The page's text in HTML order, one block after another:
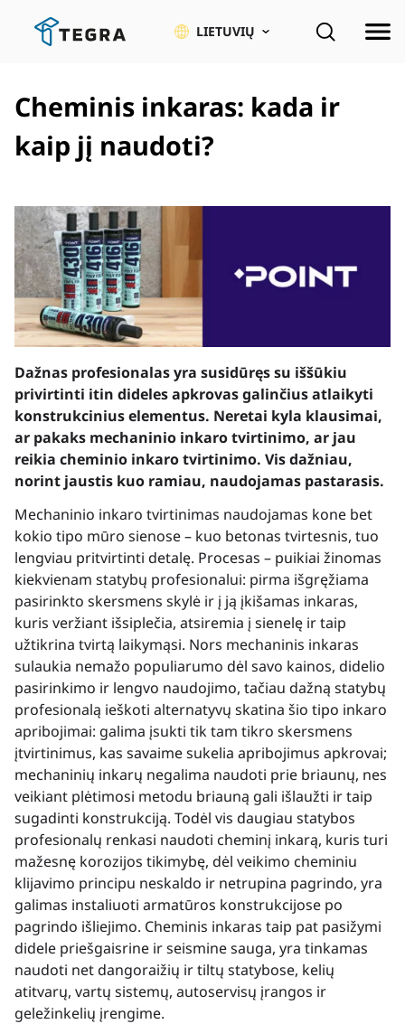
LIETUVIŲ
Cheminis inkaras: kada ir
kaip jį naudoti?
Dažnas profesionalas yra susidūręs su iššūkiu
privirtinti itin dideles apkrovas galinčius atlaikyti
konstrukcinius elementus. Neretai kyla klausimai,
ar pakaks mechaninio inkaro tvirtinimo, ar jau
reikia cheminio inkaro tvirtinimo. Vis dažniau,
norint jaustis kuo ramiau, naudojamas pastarasis.
Mechaninio inkaro tvirtinimas naudojamas kone bet
kokio tipo mūro sienose – kuo betonas tvirtesnis, tuo
lengviau pritvirtinti detalę. Procesas – puikiai žinomas
kiekvienam statybų profesionalui: pirma išgręžiama
pasirinkto skersmens skylė ir į ją įkišamas inkaras,
kuris veržiant išsiplečia, atsiremia į sienelę ir taip
užtikrina tvirtą laikymąsi. Nors mechaninis inkaras
sulaukia nemažo populiarumo dėl savo kainos, didelio
pasirinkimo ir lengvo naudojimo, tačiau dažną statybų
profesionalą ieškoti alternatyvų skatina šio tipo inkaro
apribojimai: galima įsukti tik tam tikro skersmens
įtvirtinimus, kas savaime sukelia apribojimus apkrovai;
mechaninių inkarų negalima naudoti prie briaunų, nes
veikiant plėtimosi metodu briauną gali išlaužti ir taip
sugadinti konstrukciją. Todėl vis daugiau statybos
profesionalų renkasi naudoti cheminį inkarą, kuris turi
mažesnę korozijos tikimybę, dėl veikimo cheminiu
klijavimo principu neskaldo ir netrupina pagrindo, yra
galimas instaliuoti armatūros konstrukcijose po
pagrindo išliejimo. Cheminis inkaras taip pat pasižymi
didele priešgaisrine ir seismine sauga, yra tinkamas
naudoti net dangoraižių ir tiltų statybose, kelių
atitvarų, vartų sistemų, autoservisų įrangos ir
geležinkelių įrengime.